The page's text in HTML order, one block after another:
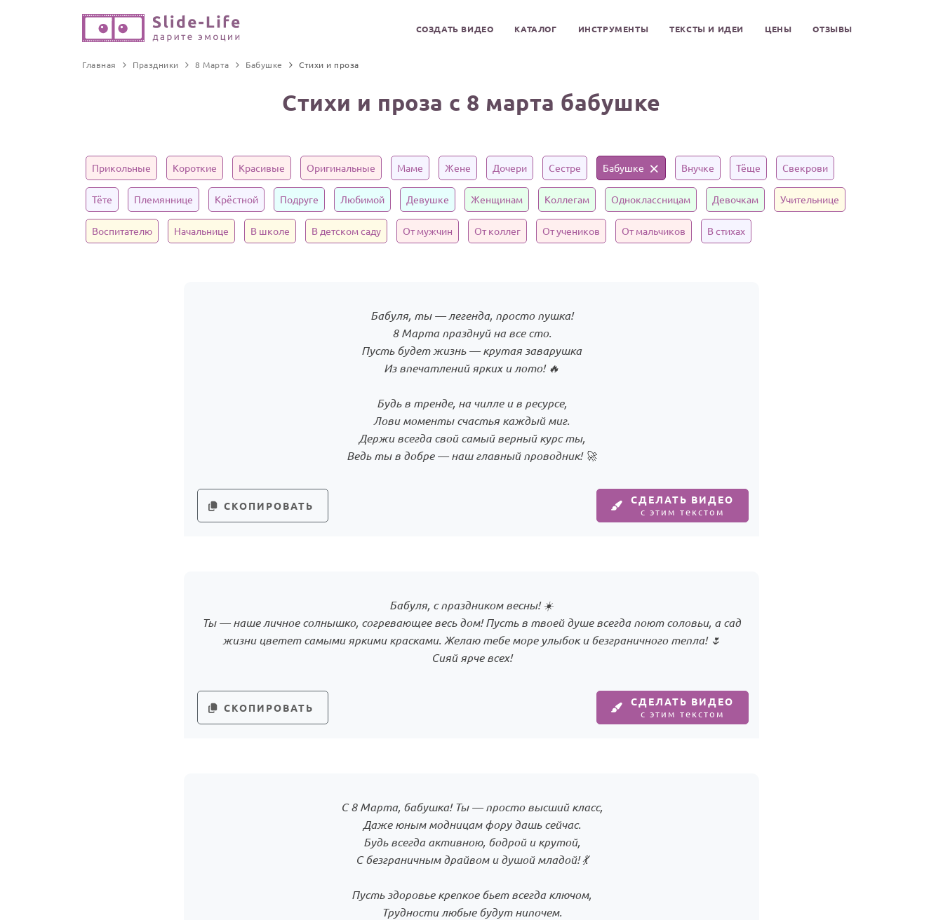
СОЗДАТЬ ВИДЕО КАТАЛОГ ИНСТРУМЕНТЫ ТЕКСТЫ И ИДЕИ ЦЕНЫ ОТЗЫВЫ
Главная Праздники 8 Марта Бабушке Стихи и проза
Стихи и проза с 8 марта бабушке
Прикольные Короткие Красивые Оригинальные Маме Жене Дочери Сестре Бабушке Внучке Тёще Свекрови
Тёте Племяннице Крёстной Подруге Любимой Девушке Женщинам Коллегам Одноклассницам Девочкам Учительнице
Воспитателю Начальнице В школе В детском саду От мужчин От коллег От учеников От мальчиков В стихах
Бабуля, ты — легенда, просто пушка!
8 Марта празднуй на все сто.
Пусть будет жизнь — крутая заварушка
Из впечатлений ярких и лото! 🔥
Будь в тренде, на чилле и в ресурсе,
Лови моменты счастья каждый миг.
Держи всегда свой самый верный курс ты,
Ведь ты в добре — наш главный проводник! 🚀
СКОПИРОВАТЬ СДЕЛАТЬ ВИДЕО
с этим текстом
Бабуля, с праздником весны! ☀️
Ты — наше личное солнышко, согревающее весь дом! Пусть в твоей душе всегда поют соловьи, а сад
жизни цветет самыми яркими красками. Желаю тебе море улыбок и безграничного тепла! 🌷
Сияй ярче всех!
СКОПИРОВАТЬ СДЕЛАТЬ ВИДЕО
с этим текстом
С 8 Марта, бабушка! Ты — просто высший класс,
Даже юным модницам фору дашь сейчас.
Будь всегда активною, бодрой и крутой,
С безграничным драйвом и душой младой! 💃
Пусть здоровье крепкое бьет всегда ключом,
Трудности любые будут нипочем.